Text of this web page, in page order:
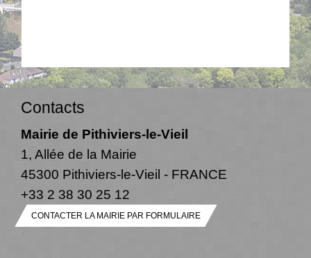
Contacts
Mairie de Pithiviers-le-Vieil
1, Allée de la Mairie
45300 Pithiviers-le-Vieil - FRANCE
+33 2 38 30 25 12
CONTACTER LA MAIRIE PAR FORMULAIRE